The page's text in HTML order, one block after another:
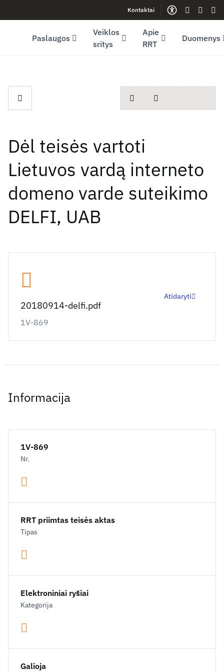
Youtube (opens in new window)Kontaktai
Gestų
Paslaugos
Veiklos
sritys
Apie
RRT
Duomenys
spausdintiDalintis
Dėl teisės vartoti
Lietuvos vardą interneto
domeno varde suteikimo
DELFI, UAB
20180914-delfi.pdf
1V-869
Atidaryti
Informacija
1V-869
Nr.
RRT priimtas teisės aktas
Tipas
Elektroniniai ryšiai
Kategorija
Galioja